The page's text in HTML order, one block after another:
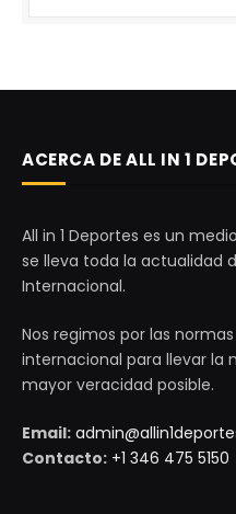
ACERCA DE ALL IN 1
All in 1 Deportes es un
se lleva toda la actualidad
Internacional.
Nos regimos por las
internacional para llevar la
mayor veracidad posible.
Email:
Contacto: +1 346 475 5150